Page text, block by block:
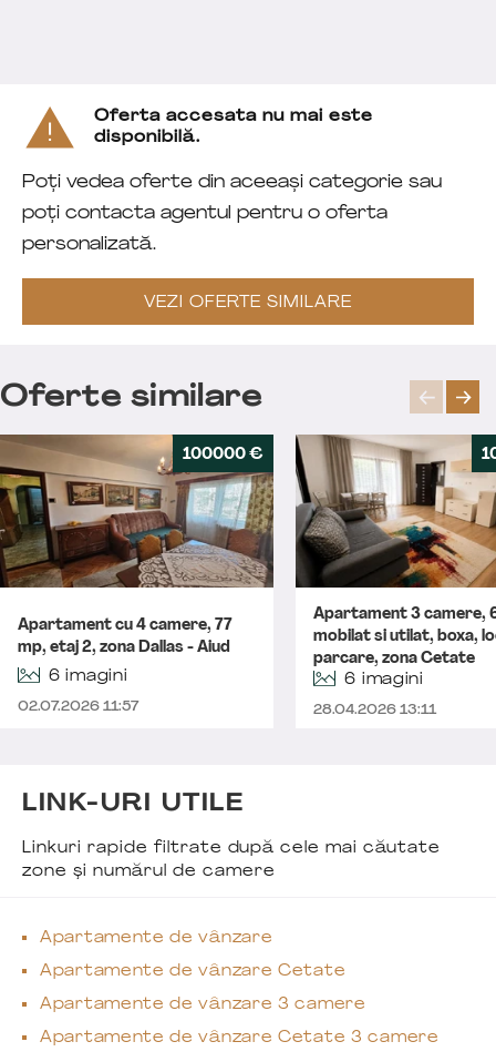
Oferta accesata nu mai este
disponibilă.
Poți vedea oferte din aceeași categorie sau
poți contacta agentul pentru o oferta
personalizată.
VEZI OFERTE SIMILARE
Oferte similare
100000 €
Apartament cu 4 camere, 77
mp, etaj 2, zona Dallas - Aiud
6 imagini
02.07.2026 11:57
Apartament 3 camere,
mobilat si utilat, boxa,
parcare, zona Cetate
6 imagini
28.04.2026 13:11
LINK-URI UTILE
Linkuri rapide filtrate după cele mai căutate
zone și numărul de camere
Apartamente de vânzare
Apartamente de vânzare Cetate
Apartamente de vânzare 3 camere
Apartamente de vânzare Cetate 3 camere